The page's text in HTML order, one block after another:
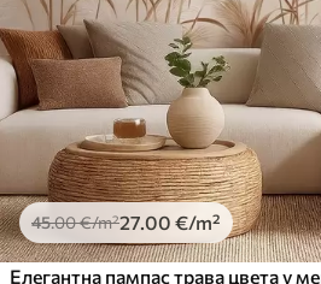
45.00€/m²27 .00 €/m²